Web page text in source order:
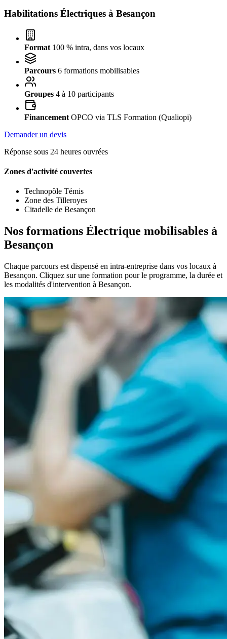
Habilitations Électriques à Besançon
Format 100 % intra, dans vos locaux
Parcours 6 formations mobilisables
Groupes 4 à 10 participants
Financement OPCO via TLS Formation (Qualiopi)
Demander un devis
Réponse sous 24 heures ouvrées
Zones d'activité couvertes
Technopôle Témis
Zone des Tilleroyes
Citadelle de Besançon
Nos formations Électrique mobilisables à
Besançon
Chaque parcours est dispensé en intra-entreprise dans vos locaux à
Besançon. Cliquez sur une formation pour le programme, la durée et
les modalités d'intervention à Besançon.